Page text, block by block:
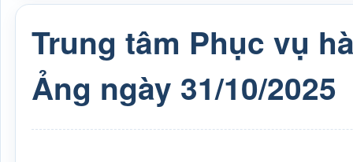
Trung tâm Phục vụ
Ảng ngày 31/10/2025